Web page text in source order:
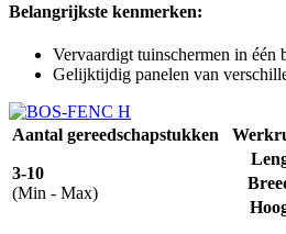
Belangrijkste kenmerken:
Vervaardigt tuinschermen in één
Gelijktijdig panelen van
Aantal gereedschapstukken
3-10
(Min - Max)